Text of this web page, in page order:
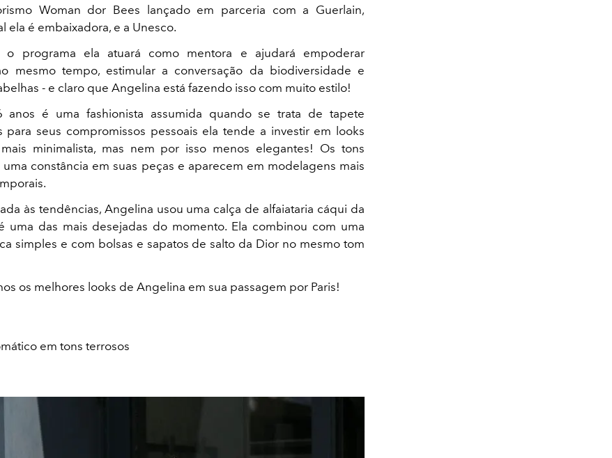
Woman dor Bees lançado em parceria com a Guerlain,
ela é embaixadora, e a Unesco.
o programa ela atuará como mentora e ajudará empoderar
mesmo tempo, estimular a conversação da biodiversidade e
- e claro que Angelina está fazendo isso com muito estilo!
é uma fashionista assumida quando se trata de tapete
para seus compromissos pessoais ela tende a investir em looks
minimalista, mas nem por isso menos elegantes! Os tons
uma constância em suas peças e aparecem em modelagens mais
às tendências, Angelina usou uma calça de alfaiataria cáqui da
uma das mais desejadas do momento. Ela combinou com uma
simples e com bolsas e sapatos de salto da Dior no mesmo tom
os melhores looks de Angelina em sua passagem por Paris!
em tons terrosos